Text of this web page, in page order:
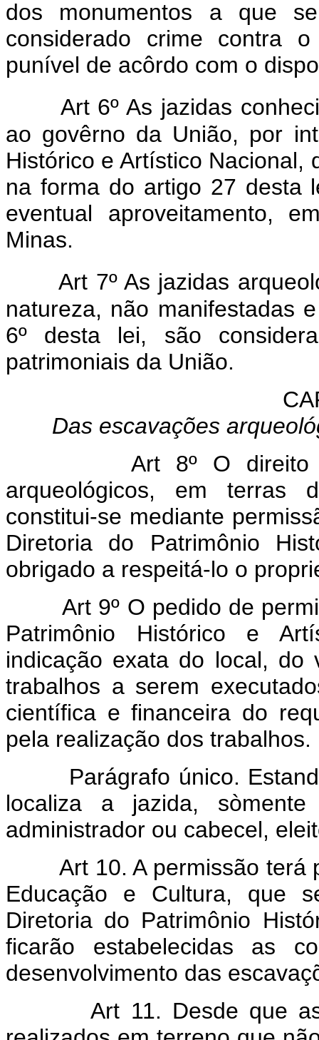
dos monumentos a que
considerado crime contra
punível de acôrdo com o
Art 6º As jazidas
ao govêrno da União, por
Histórico e Artístico Nacional,
na forma do artigo 27 desta
eventual aproveitamento,
Minas.
Art 7º As jazidas
natureza, não manifestadas
6º desta lei, são
patrimoniais da União.
Das escavações
Art 8º O direito
arqueológicos, em terras
constitui-se mediante
Diretoria do Patrimônio
obrigado a respeitá-lo o
Art 9º O pedido de
Patrimônio Histórico e
indicação exata do local, do
trabalhos a serem
científica e financeira do
pela realização dos trabalhos.
Parágrafo único. Estando
localiza a jazida,
administrador ou cabecel,
Art 10. A permissão
Educação e Cultura, que
Diretoria do Patrimônio
ficarão estabelecidas as
desenvolvimento das
Art 11. Desde que